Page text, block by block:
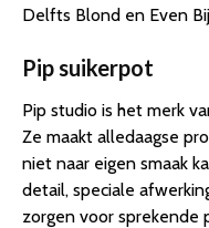
Delfts Blond en Even
Pip suikerpot
Pip studio is het merk
Ze maakt alledaagse
niet naar eigen smaak
detail, speciale
zorgen voor sprekende